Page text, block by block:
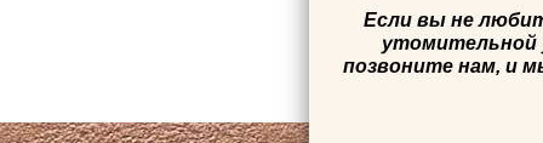
Если вы не
утомительной
позвоните нам, и